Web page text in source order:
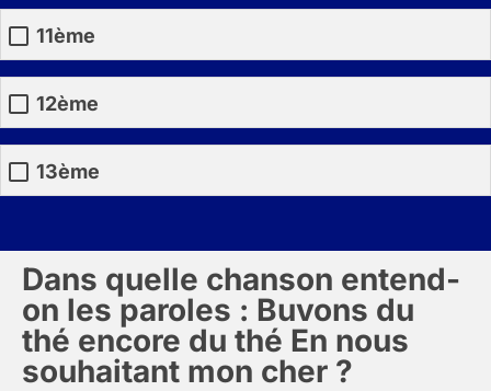
11ème
12ème
13ème
Dans quelle chanson entend-
on les paroles : Buvons du
thé encore du thé En nous
souhaitant mon cher ?